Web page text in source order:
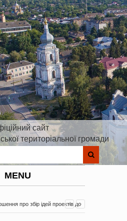
сайт
територіальної громади
MENU
про збір ідей проектів до